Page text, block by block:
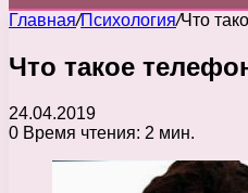
Главная/Психология/Что
Что такое
24.04.2019
0 Время чтения: 2 мин.